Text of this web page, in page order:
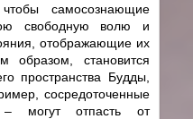
самосознающие
свободную волю и
отображающие их
образом, становится
пространства Будды,
сосредоточенные
могут отпасть от